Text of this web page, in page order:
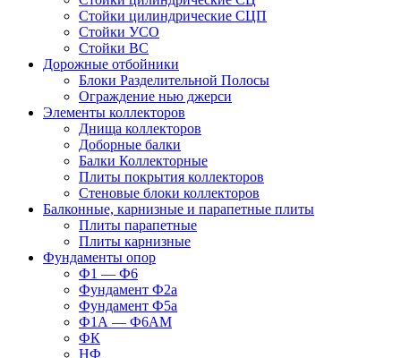
Стойки цилиндрические СЦП
Стойки УСО
Стойки ВС
Дорожные отбойники
Блоки Разделительной Полосы
Ограждение нью джерси
Элементы коллекторов
Днища коллекторов
Доборные балки
Балки Коллекторные
Плиты покрытия коллекторов
Стеновые блоки коллекторов
Балконные, карнизные и парапетные плиты
Плиты парапетные
Плиты карнизные
Фундаменты опор
Ф1 — Ф6
Фундамент Ф2а
Фундамент Ф5а
Ф1А — Ф6АМ
ФК
НФ